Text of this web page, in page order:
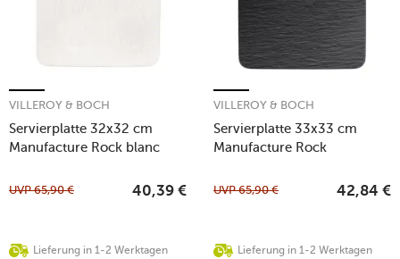
Servierplatte 32x32 cm
Manufacture Rock blanc
VILLEROY & BOCH
Lieferung in 1-2 Werktagen
UVP65,90 € 40,39 €
Servierplatte 33x33 cm
Manufacture Rock
VILLEROY & BOCH
Lieferung in 1-2 Werktagen
UVP65,90 € 42,84 €